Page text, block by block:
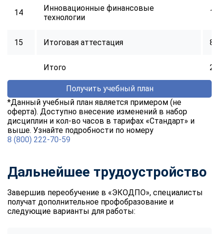
14
Инновационные финансовые
технологии
16
15 Итоговая аттестация 8
Итого
Получить учебный план
*Данный учебный план является примером (не
оферта). Доступно внесение изменений в набор
дисциплин и кол-во часов в тарифах «Стандарт» и
выше. Узнайте подробности по номеру
8 (800) 222-70-59
Дальнейшее трудоустройство
Завершив переобучение в «ЭКОДПО», специалисты
получат дополнительное профобразование и
следующие варианты для работы: